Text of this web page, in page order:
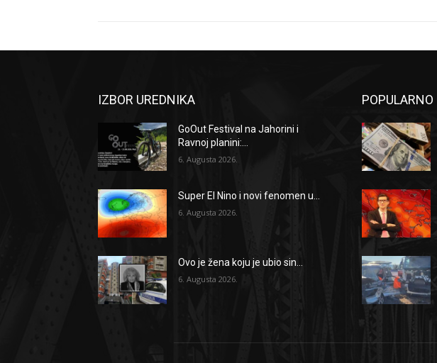
IZBOR UREDNIKA
GoOut Festival na Jahorini i
Ravnoj planini:...
6. Augusta 2026.
Super El Nino i novi fenomen u...
6. Augusta 2026.
Ovo je žena koju je ubio sin...
6. Augusta 2026.
POPULARNO